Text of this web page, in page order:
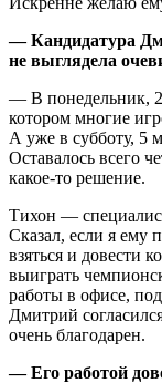
— Кандидатура
не выглядела
— В понедельник,
котором многие
А уже в субботу, 5
Оставалось всего
какое-то решение.
Тихон —
Сказал, если я ему
взяться и довести
выиграть
работы в офисе,
Дмитрий
очень благодарен.
— Его работой